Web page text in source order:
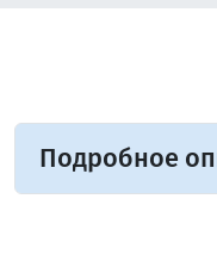
Подробное